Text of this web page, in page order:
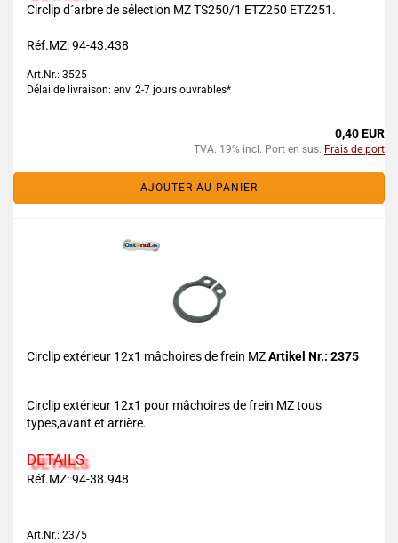
Circlip d´arbre de sélection MZ TS250/1 ETZ250 ETZ251.
Réf.MZ: 94-43.438
Art.Nr.: 3525
Délai de livraison: env. 2-7 jours ouvrables*
0,40 EUR
TVA. 19% incl. Port en sus. Frais de port
AJOUTER AU PANIER
Circlip extérieur 12x1 mâchoires de frein MZArtikel Nr.: 2375
Circlip extérieur 12x1 pour mâchoires de frein MZ tous
types,avant et arrière.
DETAILS
Réf.MZ: 94-38.948
Art.Nr.: 2375